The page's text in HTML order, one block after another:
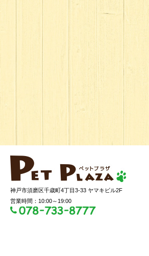
神戸市須磨区千歳町4丁目3-33 ヤマキビル2F
営業時間：10:00～19:00